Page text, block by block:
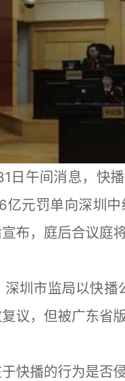
日午间消息，快
亿元罚单向深圳
布，庭后合议庭
圳市监局以快播
议，但被广东省
快播的行为是否